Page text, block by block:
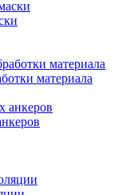
материала